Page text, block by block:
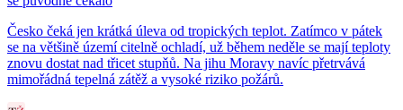
Česko čeká jen krátká úleva od tropických teplot. Zatímco v pátek
se na většině území citelně ochladí, už během neděle se mají teploty
znovu dostat nad třicet stupňů. Na jihu Moravy navíc přetrvává
mimořádná tepelná zátěž a vysoké riziko požárů.